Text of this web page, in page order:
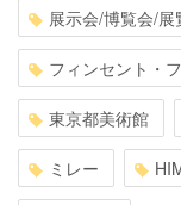
展示会/博覧会/展
フィンセント・
東京都美術館
ミレー